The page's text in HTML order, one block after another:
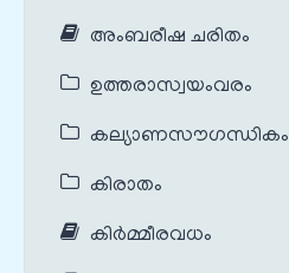
അംബരീഷ ചരിതം
ഉത്തരാസ്വയംവരം
കല്യാണസൗഗന്ധികം
കിരാതം
കിർമ്മീരവധം